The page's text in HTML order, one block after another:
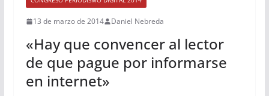
13 de marzo de 2014 Daniel Nebreda
«Hay que convencer al lector
de que pague por informarse
en internet»